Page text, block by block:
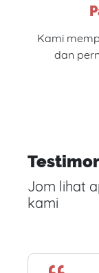
Kami
dan
Jom lihat
kami